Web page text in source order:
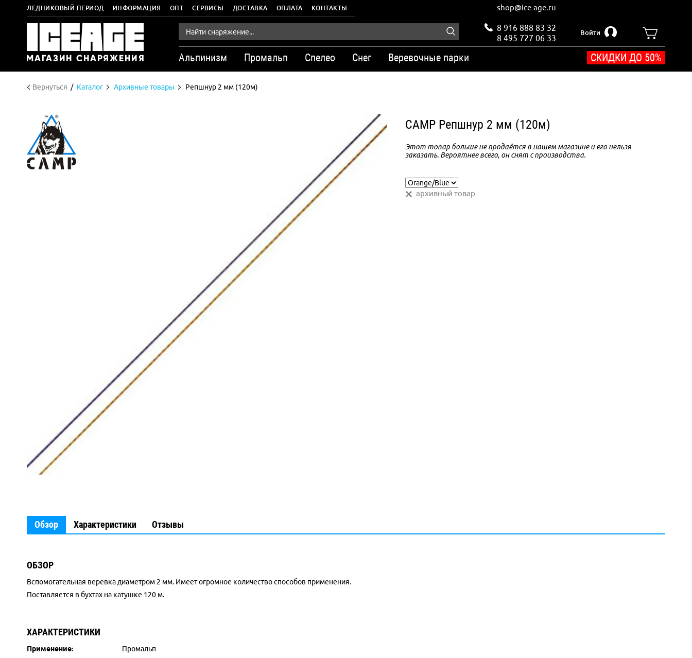
ЛЕДНИКОВЫЙ ПЕРИОД ИНФОРМАЦИЯ ОПТ СЕРВИСЫ ДОСТАВКА ОПЛАТА КОНТАКТЫ shop@ice-age.ru
8 916 888 83 32
8 495 727 06 33
Войти
Альпинизм Промальп Спелео Снег Веревочные парки СКИДКИ ДО 50%
Вернуться Каталог Архивные товары Репшнур 2 мм (120м)
CAMP Репшнур 2 мм (120м)
Этот товар больше не продаётся в нашем магазине и его нельзя
заказать. Вероятнее всего, он снят с производства.
архивный товар
Обзор Характеристики Отзывы
ОБЗОР
Вспомогательная веревка диаметром 2 мм. Имеет огромное количество способов применения.
Поставляется в бухтах на катушке 120 м.
ХАРАКТЕРИСТИКИ
Применение:
Промальп